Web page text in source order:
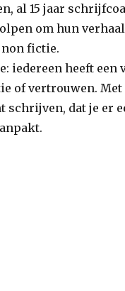
al 15 jaar
om hun
fictie.
iedereen heeft een
of vertrouwen.
schrijven, dat je er